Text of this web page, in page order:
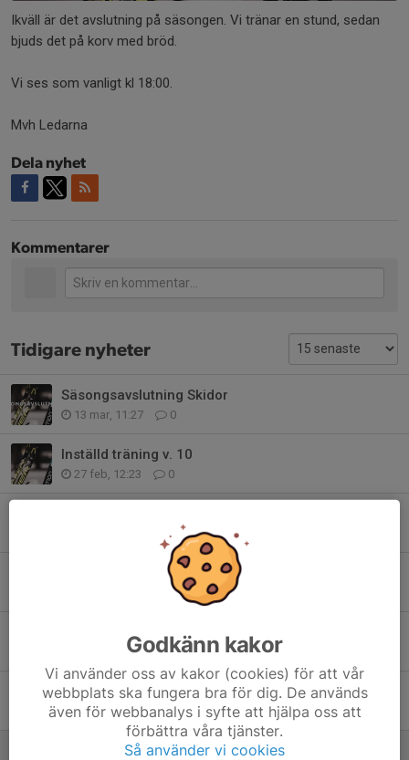
Ikväll är det avslutning på säsongen. Vi tränar en stund, sedan
bjuds det på korv med bröd.
Vi ses som vanligt kl 18:00.
Mvh Ledarna
Dela nyhet
Kommentarer
Tidigare nyheter
Säsongsavslutning Skidor
13 mar, 11:27 0
Inställd träning v. 10
27 feb, 12:23 0
0
Skidträning 22/1
Skidträning 15/1
15 jan, 15:54 0
Juluppehåll 25/12 och 1/1
18 dec 2025 0
Avslutning Skidträning.
Godkänn kakor
Vi använder oss av kakor (cookies) för att vår
webbplats ska fungera bra för dig. De används
även för webbanalys i syfte att hjälpa oss att
förbättra våra tjänster.
Så använder vi cookies